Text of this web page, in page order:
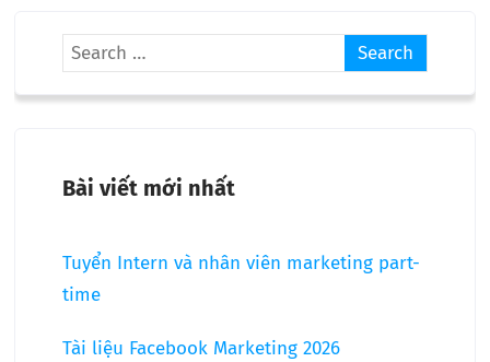
Bài viết mới nhất
Tuyển Intern và nhân viên marketing part-
time
Tài liệu Facebook Marketing 2026